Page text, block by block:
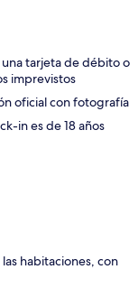
tarjeta de débito o
imprevistos
oficial con fotografía
in es de 18 años
habitaciones, con